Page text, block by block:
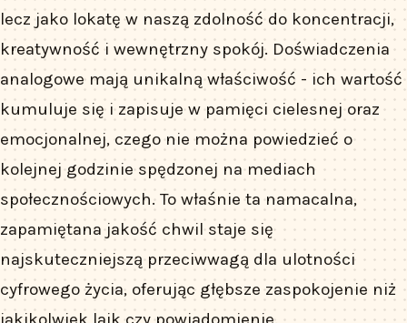
lecz jako lokatę w naszą zdolność do koncentracji,
kreatywność i wewnętrzny spokój. Doświadczenia
analogowe mają unikalną właściwość - ich wartość
kumuluje się i zapisuje w pamięci cielesnej oraz
emocjonalnej, czego nie można powiedzieć o
kolejnej godzinie spędzonej na mediach
społecznościowych. To właśnie ta namacalna,
zapamiętana jakość chwil staje się
najskuteczniejszą przeciwwagą dla ulotności
cyfrowego życia, oferując głębsze zaspokojenie niż